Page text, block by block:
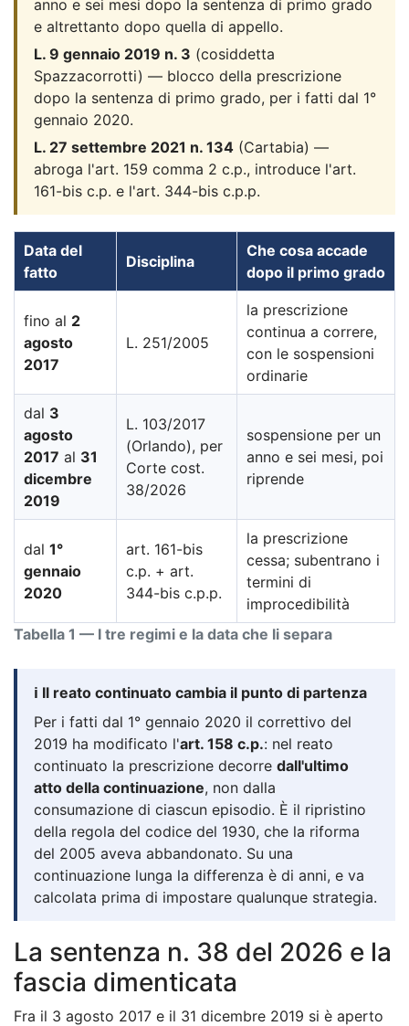
anno e sei mesi dopo la sentenza di primo grado
e altrettanto dopo quella di appello.
L. 9 gennaio 2019 n. 3 (cosiddetta
Spazzacorrotti) — blocco della prescrizione
dopo la sentenza di primo grado, per i fatti dal 1°
gennaio 2020.
L. 27 settembre 2021 n. 134 (Cartabia) —
abroga l'art. 159 comma 2 c.p., introduce l'art.
161-bis c.p. e l'art. 344-bis c.p.p.
Tabella 1 — I tre regimi e la data che li separa
Data del
fatto
Disciplina
Che cosa accade
dopo il primo grado
fino al 2
agosto
2017
L. 251/2005
la prescrizione
continua a correre,
con le sospensioni
ordinarie
dal 3
agosto
2017 al 31
dicembre
2019
L. 103/2017
(Orlando), per
Corte cost.
38/2026
sospensione per un
anno e sei mesi, poi
riprende
dal 1°
gennaio
2020
art. 161-bis
c.p. + art.
344-bis c.p.p.
la prescrizione
cessa; subentrano i
termini di
improcedibilità
ℹ️ Il reato continuato cambia il punto di partenza
Per i fatti dal 1° gennaio 2020 il correttivo del
2019 ha modificato l'art. 158 c.p.: nel reato
continuato la prescrizione decorre dall'ultimo
atto della continuazione, non dalla
consumazione di ciascun episodio. È il ripristino
della regola del codice del 1930, che la riforma
del 2005 aveva abbandonato. Su una
continuazione lunga la differenza è di anni, e va
calcolata prima di impostare qualunque strategia.
La sentenza n. 38 del 2026 e la
fascia dimenticata
Fra il 3 agosto 2017 e il 31 dicembre 2019 si è aperto